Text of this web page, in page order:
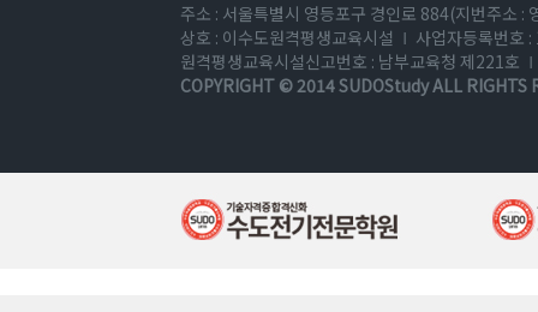
주소 : 서울특별시 영등포구 경인로 884(지번주소
상호 : 이수도원격평생교육시설
사업자등록번호
원격평생교육시설신고번호 : 남부교육청 제221호
COPYRIGHT © 2014SUDOStudyALL RIGHTS